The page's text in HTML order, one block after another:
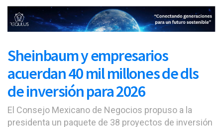
Sheinbaum y empresarios
acuerdan 40 mil millones de dls
de inversión para 2026
El Consejo Mexicano de Negocios propuso a la
presidenta un paquete de 38 proyectos de inversión